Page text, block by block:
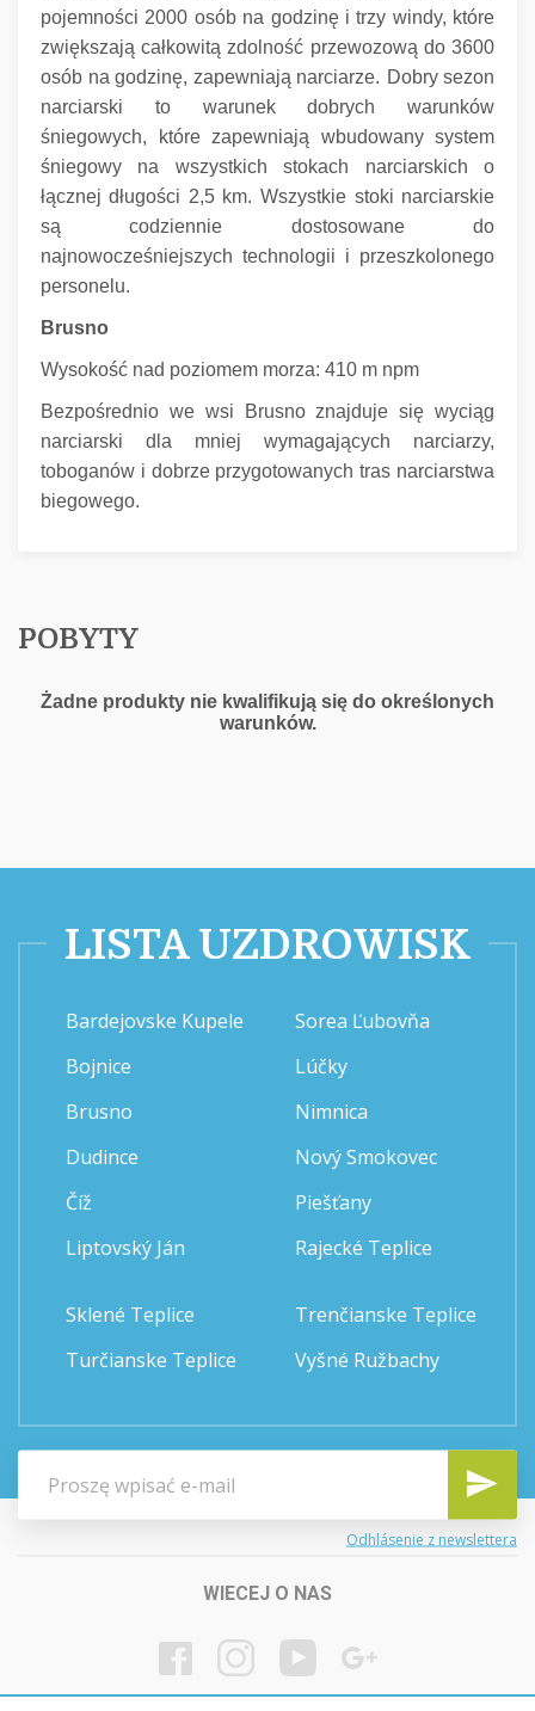
pojemności 2000 osób na godzinę i trzy windy, które
zwiększają całkowitą zdolność przewozową do 3600
osób na godzinę, zapewniają narciarze. Dobry sezon
narciarski to warunek dobrych warunków
śniegowych, które zapewniają wbudowany system
śniegowy na wszystkich stokach narciarskich o
łącznej długości 2,5 km. Wszystkie stoki narciarskie
są codziennie dostosowane do
najnowocześniejszych technologii i przeszkolonego
personelu.
Brusno
Wysokość nad poziomem morza: 410 m npm
Bezpośrednio we wsi Brusno znajduje się wyciąg
narciarski dla mniej wymagających narciarzy,
toboganów i dobrze przygotowanych tras narciarstwa
biegowego.
POBYTY
Żadne produkty nie kwalifikują się do określonych
warunków.
LISTA UZDROWISK
Bardejovske Kupele
Bojnice
Brusno
Dudince
Číž
Liptovský Ján
Sorea Ľubovňa
Lúčky
Nimnica
Nový Smokovec
Piešťany
Rajecké Teplice
Sklené Teplice
Turčianske Teplice
Trenčianske Teplice
Vyšné Ružbachy
Odhlásenie z newslettera
WIECEJ O NAS